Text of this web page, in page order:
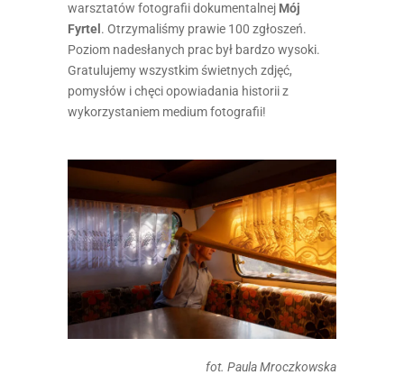
warsztatów fotografii dokumentalnej Mój
Fyrtel . Otrzymaliśmy prawie 100 zgłoszeń.
Poziom nadesłanych prac był bardzo wysoki.
Gratulujemy wszystkim świetnych zdjęć,
pomysłów i chęci opowiadania historii z
wykorzystaniem medium fotografii!
fot. Paula Mroczkowska